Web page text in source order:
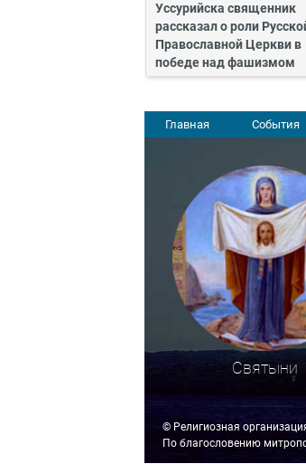
Уссурийска священник
рассказал о роли
Православной Церкви в
победе над фашизмом
Главная События
Святыни
© Религиозная
По благословению